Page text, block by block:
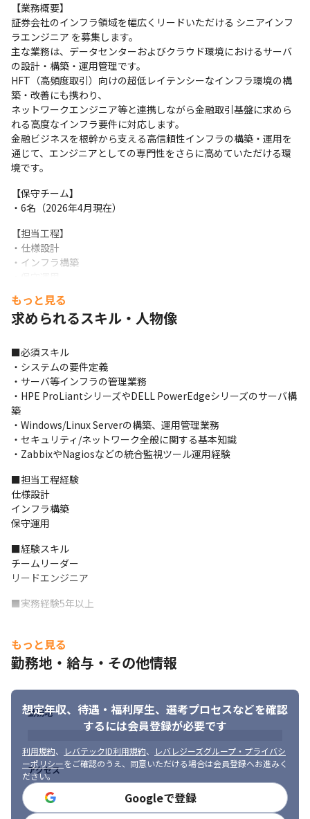
【業務概要】
証券会社のインフラ領域を幅広くリードいただける シニアインフ
ラエンジニア を募集します。
主な業務は、データセンターおよびクラウド環境におけるサーバ
の設計・構築・運用管理です。
HFT（高頻度取引）向けの超低レイテンシーなインフラ環境の構
築・改善にも携わり、
ネットワークエンジニア等と連携しながら金融取引基盤に求めら
れる高度なインフラ要件に対応します。
金融ビジネスを根幹から支える高信頼性インフラの構築・運用を
通じて、エンジニアとしての専門性をさらに高めていただける環
境です。
【保守チーム】
・6名（2026年4月現在）
【担当工程】
・仕様設計
・インフラ構築
もっと見る
求められるスキル・人物像
■必須スキル
・システムの要件定義
・サーバ等インフラの管理業務
・HPE ProLiantシリーズやDELL PowerEdgeシリーズのサーバ構
築
・Windows/Linux Serverの構築、運用管理業務
・セキュリティ/ネットワーク全般に関する基本知識
・ZabbixやNagiosなどの統合監視ツール運用経験
■担当工程経験
仕様設計
インフラ構築
保守運用
■経験スキル
チームリーダー
リードエンジニア
■実務経験5年以上
・Azure/AWSでのサーバ構築、管理業務
・ネットワーク関連業務
・Hyper-Vの構築
・FPGA関連の業務経験
・Active Directoryの構築、管理業務
・英語力（※必須ではありませんが、希望があれば海外顧客との
プロジェクトへの参画も可能です。）
■求める人物像
激変する世界情勢や金融市況の中で各種の金融システムに携わ
り、最先端のテクノロジーにも触れながら、金融ビジネスをITで
支え、さらなるスキル向上やキャリアアップを目指している方。
もっと見る
勤務地・給与・その他情報
想定年収、待遇・福利厚生、 選考プロセスなどを確認
するには会員登録が必要です
利用規約、 レバテックID利用規約、
レバレジーズグループ・プライバシ
ーポリシーをご確認のうえ、同意いただける場合は会員登録へお進みく
ださい。
Googleで登録
勤務地
アクセス